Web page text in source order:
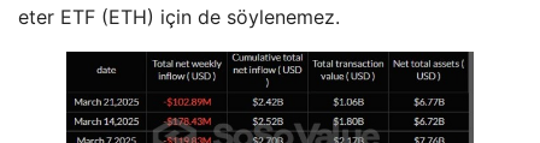
eter ETF (ETH) için de söylenemez.